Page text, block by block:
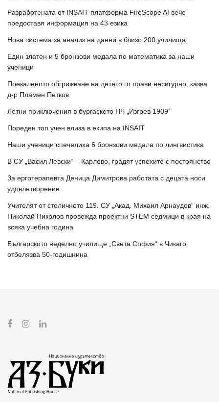
Разработената от INSAIT платформа FireScope AI вече
предоставя информация на 43 езика
Нова система за анализ на данни в близо 200 училища
Един златен и 5 бронзови медала по математика за наши
ученици
Прекаленото обгрижване на детето го прави несигурно, казва
д-р Пламен Петков
Летни приключения в бургаското НЧ „Изгрев 1909“
Пореден топ учен влиза в екипа на INSAIT
Наши ученици спечелиха 6 бронзови медала по лингвистика
В СУ „Васил Левски“ – Карлово, градят успехите с постоянство
За ерготерапевта Деница Димитрова работата с децата носи
удовлетворение
Учителят от столичното 119. СУ „Акад. Михаил Арнаудов“ инж.
Николай Николов провежда проектни STEM седмици в края на
всяка учебна година
Българското неделно училище „Света София“ в Чикаго
отбелязва 50-годишнина